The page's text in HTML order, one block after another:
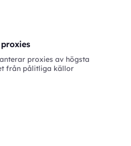
proxies av högsta
från pålitliga källor